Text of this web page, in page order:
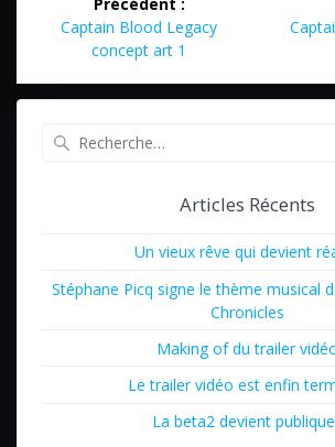
de
l’article
Article
précédent
Captain Blood Legacy
concept art 1
Article
Articles Récents
Un vieux rêve qui devient
Stéphane Picq signe le thème musical
Chronicles
Making of du trailer
Le trailer vidéo est enfin
La beta2 devient